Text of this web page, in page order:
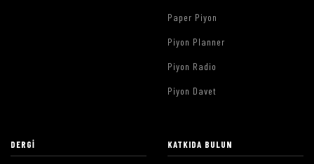
Paper Piyon
Piyon Planner
Piyon Radio
Piyon Davet
DERGI KATKIDA BULUN